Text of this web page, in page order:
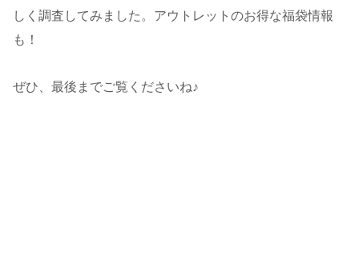
しく調査してみました。アウトレットのお得な福袋情報
も！
ぜひ、最後までご覧くださいね♪